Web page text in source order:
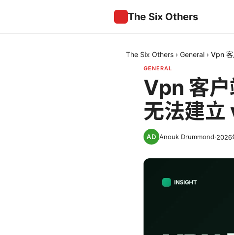
The Six Others
The Six Others › General › Vpn
GENERAL
Vpn 客
无法建
Anouk Drummond·2026